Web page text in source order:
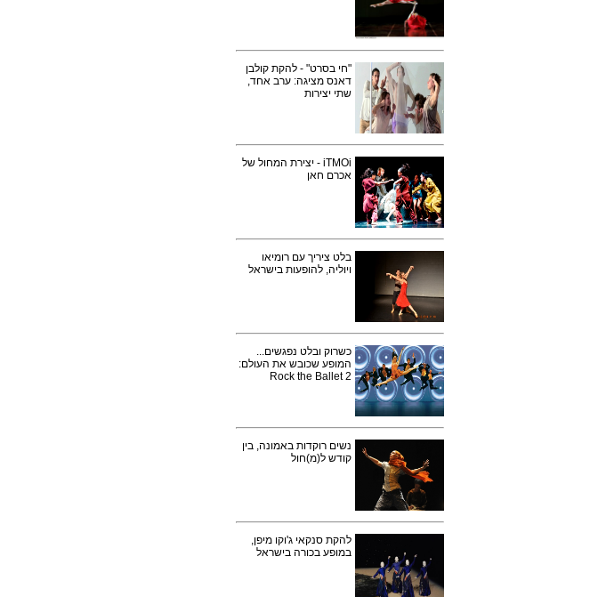
"חי בסרט" - להקת קולבן
דאנס מציגה: ערב אחד,
שתי יצירות
iTMOi - יצירת המחול של
אכרם חאן
בלט ציריך עם רומיאו
ויוליה, להופעות בישראל
כשרוק ובלט נפגשים...
המופע שכובש את העולם:
Rock the Ballet 2
נשים רוקדות באמונה, בין
קודש ל(מ)חול
להקת סנקאי ג'וקו מיפן,
במופע בכורה בישראל